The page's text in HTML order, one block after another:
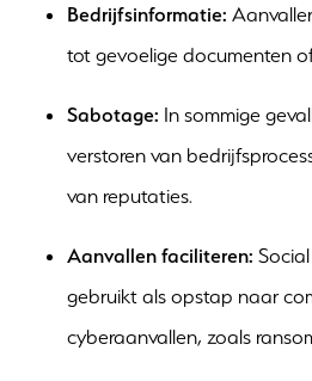
Bedrijfsinformatie:
tot gevoelige documenten
Sabotage: In sommige
verstoren van
van reputaties.
Aanvallen faciliteren:
gebruikt als opstap naar
cyberaanvallen, zoals